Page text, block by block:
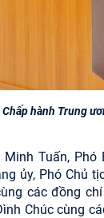
Chấp hành Trung
Tuấn,
ủy, Phó Chủ
các đồng
Chúc cùng